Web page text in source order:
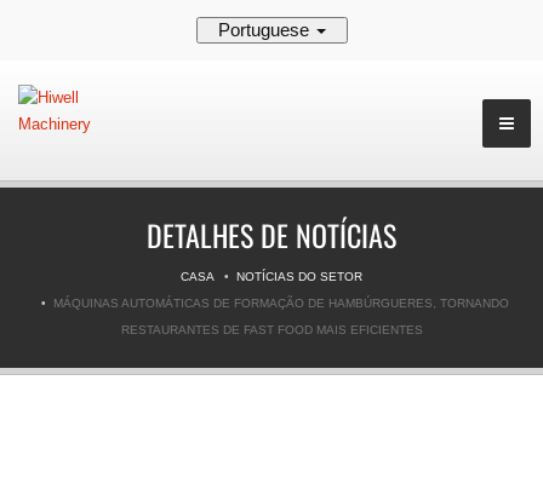
Portuguese
DETALHES DE NOTÍCIAS
CASA
NOTÍCIAS DO SETOR
MÁQUINAS AUTOMÁTICAS DE FORMAÇÃO DE HAMBÚRGUERES, TORNANDO
RESTAURANTES DE FAST FOOD MAIS EFICIENTES